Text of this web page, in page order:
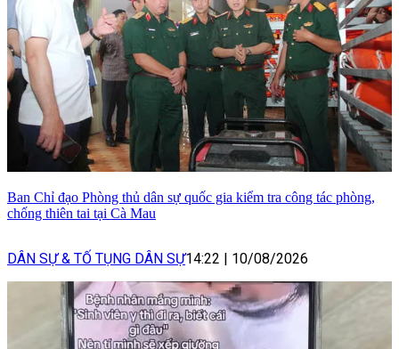
Ban Chỉ đạo Phòng thủ dân sự quốc gia kiểm tra công tác phòng,
chống thiên tai tại Cà Mau
DÂN SỰ & TỐ TỤNG DÂN SỰ14:22 | 10/08/2026